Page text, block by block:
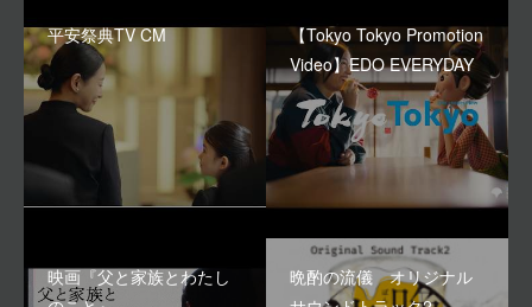
平安祭典TV CM
【Tokyo Tokyo Promotion
Video】EDO EVERYDAY
映画『父と家族とわたし
晩酌の流儀 オリジナル